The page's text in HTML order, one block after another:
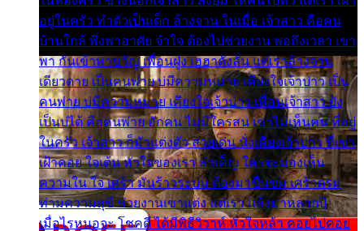
อยู่ในครัว ทำตัวเป็นเด็ก ล้างจาน ในเมื่อ เจ้าสาว คือคน
บ้านใกล้ พึ่งพาอาศัย จำใจ ต้องไปช่วยงาน พอถึงเวลา เขา
พา กันเข้าพาขวัญ เพื่อนฝูง เฮฮาดังลั่น แต่เราล้างจาน
เดียวดาย เป็นคนพ่าย บ่มีความหมาย เคียงใจเจ้าบ่าว เป็น
คนพ่าย บ่มีความหมาย เคียงใจเจ้าบ่าว เพื่อนเจ้าสาว ยัง
เป็นบ่ได้ คือคนพ่าย ฮักคน ไม่มีใครสน เขาไม่เห็นคน ที่อยู่
ในครัว เจ้าสาว ก็มัวแต่งตัว สวยเด่น นั่งเคียงเจ้าบ่าว ที่เขา
เฝ้าคอย ใจเต้น หัวใจของเรา ลำเค็ญ ใครจะมองเห็น
ความใน ใจ เศร้า มันร้าวระบม ต้องมาขื่นขม เศร้าตรม
ท่ามความสุขี ช่วยงานเขาแต่ง แต่เรา แล้งมาหลายปี
เมื่อไรหนอจะ โชคดี ได้มีพิธีวิวาห์ หัวใจหล้า คอยไปคอย